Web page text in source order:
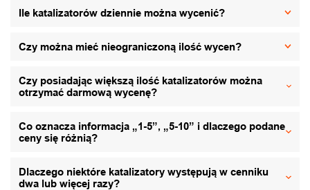
Ile katalizatorów dziennie można wycenić?
Czy można mieć nieograniczoną ilość wycen?
Czy posiadając większą ilość katalizatorów można
otrzymać darmową wycenę?
Co oznacza informacja „1-5”, „5-10” i dlaczego podane
ceny się różnią?
Dlaczego niektóre katalizatory występują w cenniku
dwa lub więcej razy?